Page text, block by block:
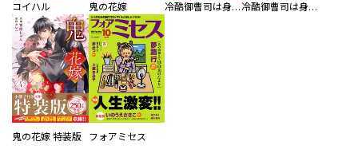
コイハル 鬼の花嫁 冷酷御曹司は身籠り婚をご所望です！【単話売】 冷酷御曹司は身籠り婚をご所望です！
鬼の花嫁 特装版 フォアミセス